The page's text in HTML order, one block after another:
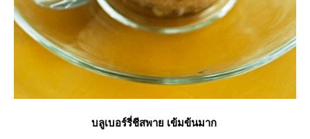
บลูเบอร์รี่ชีสพาย เข้มข้นมาก